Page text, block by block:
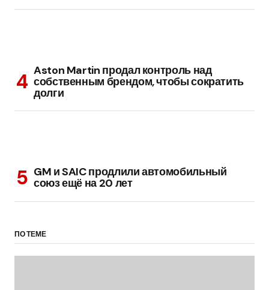
Aston Martin продал контроль над
собственным брендом, чтобы сократить
долги
GM и SAIC продлили автомобильный
союз ещё на 20 лет
ПО ТЕМЕ